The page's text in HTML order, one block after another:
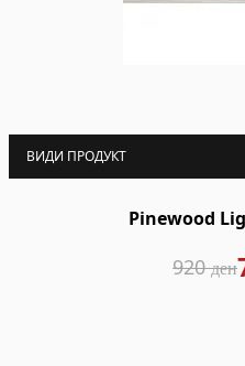
ВИДИ ПРОДУКТ
Pinewood
920 ден